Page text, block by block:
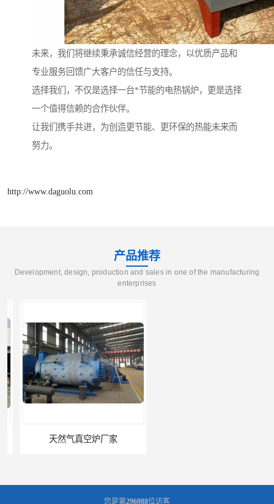
未来，我们将继续秉承诚信经营的理念，以优质产品和
专业服务回馈广大客户的信任与支持。
选择我们，不仅是选择一台*节能的电热锅炉，更是选择
一个值得信赖的合作伙伴。
让我们携手共进，为创造更节能、更环保的热能未来而
努力。
http://www.daguolu.com
产品推荐
Development, design, production and sales in one of the manufacturing
enterprises
天然气真空炉厂家
您是第296988位访客